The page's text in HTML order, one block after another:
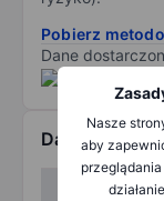
Nasze
aby
Pobierz
Dane
Dane